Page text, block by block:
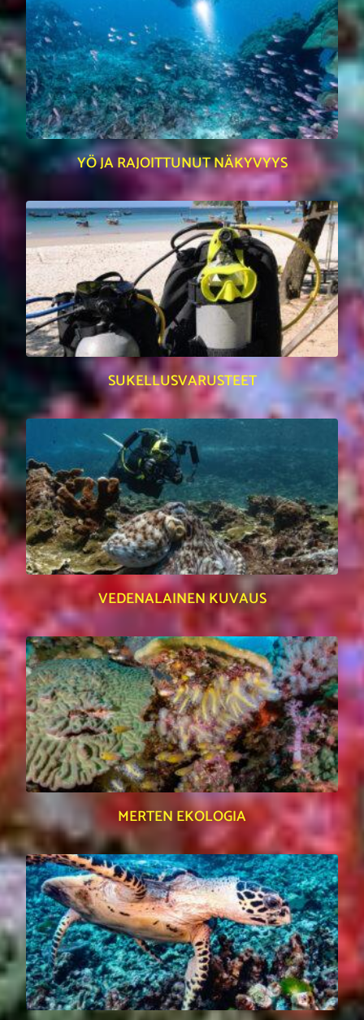
YÖ JA RAJOITTUNUT NÄKYVYYS
SUKELLUSVARUSTEET
VEDENALAINEN KUVAUS
MERTEN EKOLOGIA